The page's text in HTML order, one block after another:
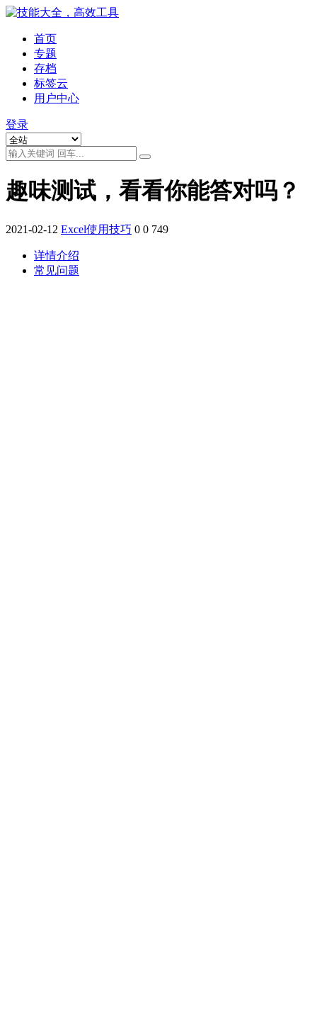
首页
专题
存档
标签云
用户中心
登录
趣味测试，看看你能答对吗？
2021-02-12 Excel使用技巧 0 0 749
详情介绍
常见问题